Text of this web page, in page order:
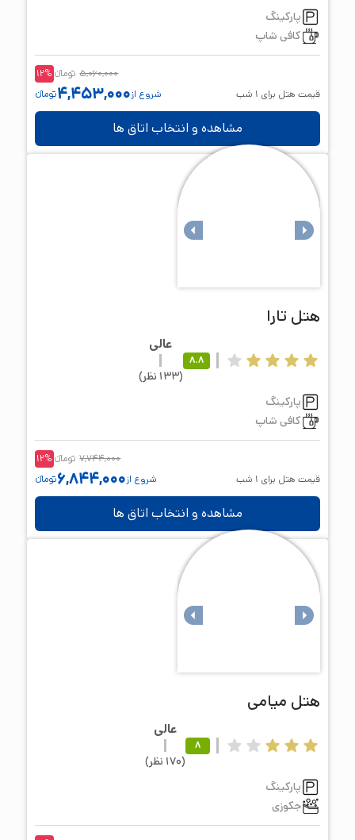
پارکینگ
کافی شاپ
5,060,000 تومانء 12%
قیمت هتل برای 1 شب شروع از4,453,000تومانء
مشاهده و انتخاب اتاق ها
هتل تارا
8.8
عالی
(
133 نظر)
پارکینگ
کافی شاپ
7,744,000 تومانء 12%
قیمت هتل برای 1 شب شروع از6,844,000تومانء
مشاهده و انتخاب اتاق ها
هتل میامی
8
عالی
(
170 نظر)
پارکینگ
جکوزی